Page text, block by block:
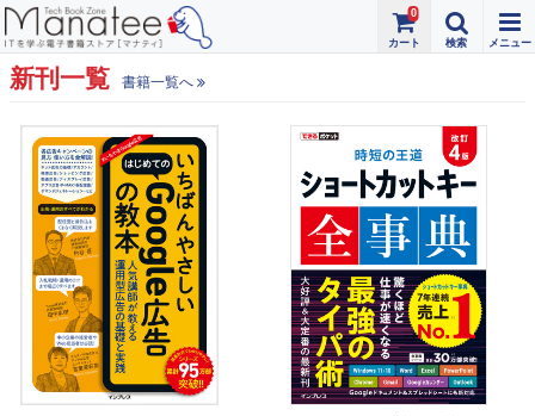
0
新刊一覧 書籍一覧へ